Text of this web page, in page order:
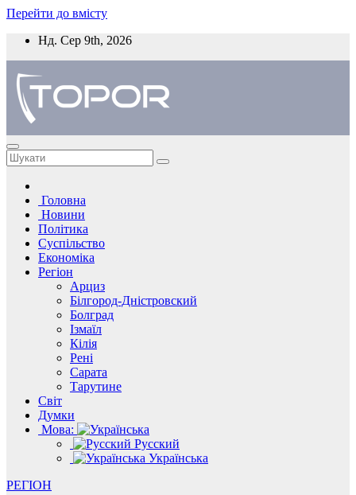
Перейти до вмісту
Нд. Сер 9th, 2026
Головна
Новини
Політика
Суспільство
Економіка
Регіон
Арциз
Білгород-Дністровский
Болград
Ізмаїл
Кілія
Рені
Сарата
Тарутине
Світ
Думки
Мова:
Русский
Українська
РЕГІОН